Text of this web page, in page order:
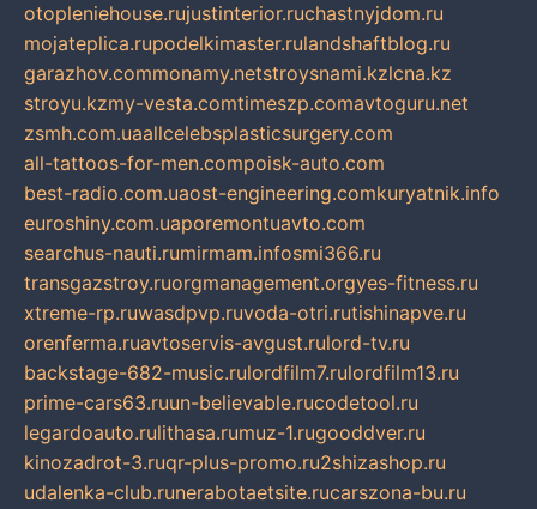
otopleniehouse.rujustinterior.ruchastnyjdom.ru
mojateplica.rupodelkimaster.rulandshaftblog.ru
garazhov.commonamy.netstroysnami.kzlcna.kz
stroyu.kzmy-vesta.comtimeszp.comavtoguru.net
zsmh.com.uaallcelebsplasticsurgery.com
all-tattoos-for-men.compoisk-auto.com
best-radio.com.uaost-engineering.comkuryatnik.info
euroshiny.com.uaporemontuavto.com
searchus-nauti.rumirmam.infosmi366.ru
transgazstroy.ruorgmanagement.orgyes-fitness.ru
xtreme-rp.ruwasdpvp.ruvoda-otri.rutishinapve.ru
orenferma.ruavtoservis-avgust.rulord-tv.ru
backstage-682-music.rulordfilm7.rulordfilm13.ru
prime-cars63.ruun-believable.rucodetool.ru
legardoauto.rulithasa.rumuz-1.rugooddver.ru
kinozadrot-3.ruqr-plus-promo.ru2shizashop.ru
udalenka-club.runerabotaetsite.rucarszona-bu.ru